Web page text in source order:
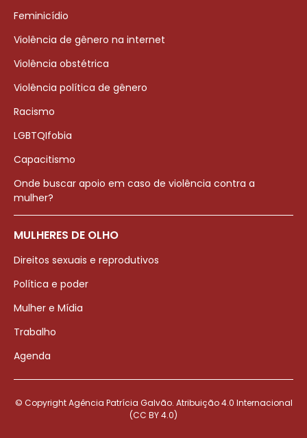
Feminicídio
Violência de gênero na internet
Violência obstétrica
Violência política de gênero
Racismo
LGBTQIfobia
Capacitismo
Onde buscar apoio em caso de violência contra a
mulher?
MULHERES DE OLHO
Direitos sexuais e reprodutivos
Política e poder
Mulher e Mídia
Trabalho
Agenda
© Copyright Agência Patrícia Galvão. Atribuição 4.0 Internacional
(CC BY 4.0)